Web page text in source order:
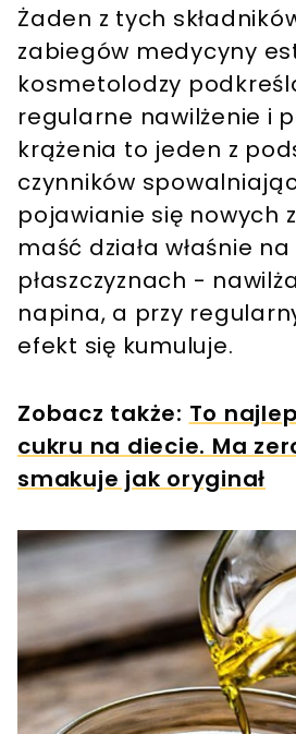
Żaden z tych
zabiegów medycyny
kosmetolodzy
regularne nawilżenie i
krążenia to jeden z
czynników
pojawianie się nowych
maść działa właśnie
płaszczyznach -
napina, a przy
efekt się kumuluje.
Zobacz także: To
cukru na diecie. Ma
smakuje jak oryginał